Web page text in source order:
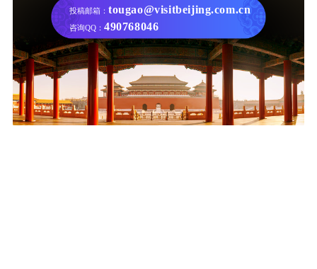
投稿邮箱： tougao@visitbeijing.com.cn
咨询QQ： 490768046